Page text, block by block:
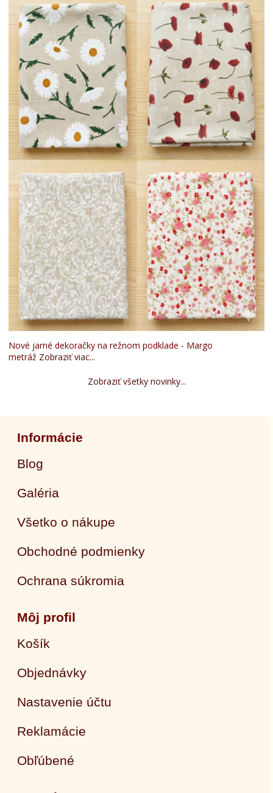
Nové jarné dekoračky na režnom podklade - Margo
metráž Zobraziť viac...
Zobraziť všetky novinky...
Informácie
Blog
Galéria
Všetko o nákupe
Obchodné podmienky
Ochrana súkromia
Môj profil
Košík
Objednávky
Nastavenie účtu
Reklamácie
Obľúbené